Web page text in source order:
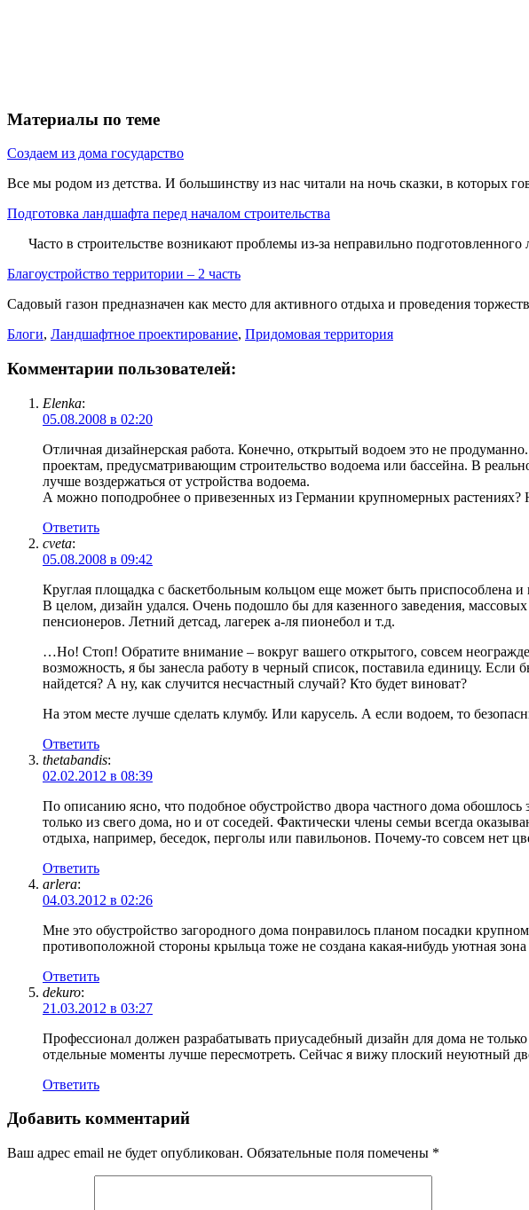
Материалы по теме
Создаем из дома государство
Все мы родом из детства. И большинству из нас читали на ночь сказки, в которых
Подготовка ландшафта перед началом строительства
Часто в строительстве возникают проблемы из-за неправильно
Благоустройство территории – 2 часть
Садовый газон предназначен как место для активного отдыха и проведения
Блоги, Ландшафтное проектирование, Придомовая территория
Комментарии пользователей:
Elenka:
05.08.2008 в 02:20
Отличная дизайнерская работа. Конечно, открытый водоем это не
проектам, предусматривающим строительство водоема или бассейна. В
лучше воздержаться от устройства водоема.
А можно поподробнее о привезенных из Германии крупномерных растениях?
Ответить
cveta:
05.08.2008 в 09:42
Круглая площадка с баскетбольным кольцом еще может быть приспособлена и
В целом, дизайн удался. Очень подошло бы для казенного заведения,
пенсионеров. Летний детсад, лагерек а-ля пионебол и т.д.
…Но! Стоп! Обратите внимание – вокруг вашего открытого, совсем
возможность, я бы занесла работу в черный список, поставила единицу. Если
найдется? А ну, как случится несчастный случай? Кто будет виноват?
На этом месте лучше сделать клумбу. Или карусель. А если водоем, то
Ответить
thetabandis:
02.02.2012 в 08:39
По описанию ясно, что подобное обустройство двора частного дома
только из свего дома, но и от соседей. Фактически члены семьи всегда
отдыха, например, беседок, перголы или павильонов. Почему-то совсем нет
Ответить
arlera:
04.03.2012 в 02:26
Мне это обустройство загородного дома понравилось планом посадки
противоположной стороны крыльца тоже не создана какая-нибудь уютная
Ответить
dekuro:
21.03.2012 в 03:27
Профессионал должен разрабатывать приусадебный дизайн для дома не
отдельные моменты лучше пересмотреть. Сейчас я вижу плоский неуютный
Ответить
Добавить комментарий
Ваш адрес email не будет опубликован. Обязательные поля помечены *